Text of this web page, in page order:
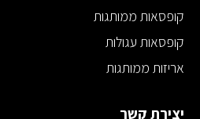
קופסאות ממותגות
קופסאות עגולות
אריזות ממותגות
יצירת קשר